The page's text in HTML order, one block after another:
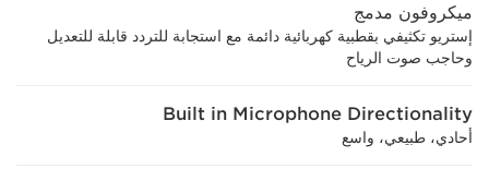
ميكروفون مدمج
إستريو تكثيفي بقطبية كهربائية دائمة مع استجابة للتردد قابلة للتعديل
وحاجب صوت الرياح
Built in Microphone Directionality
أحادي، طبيعي، واسع